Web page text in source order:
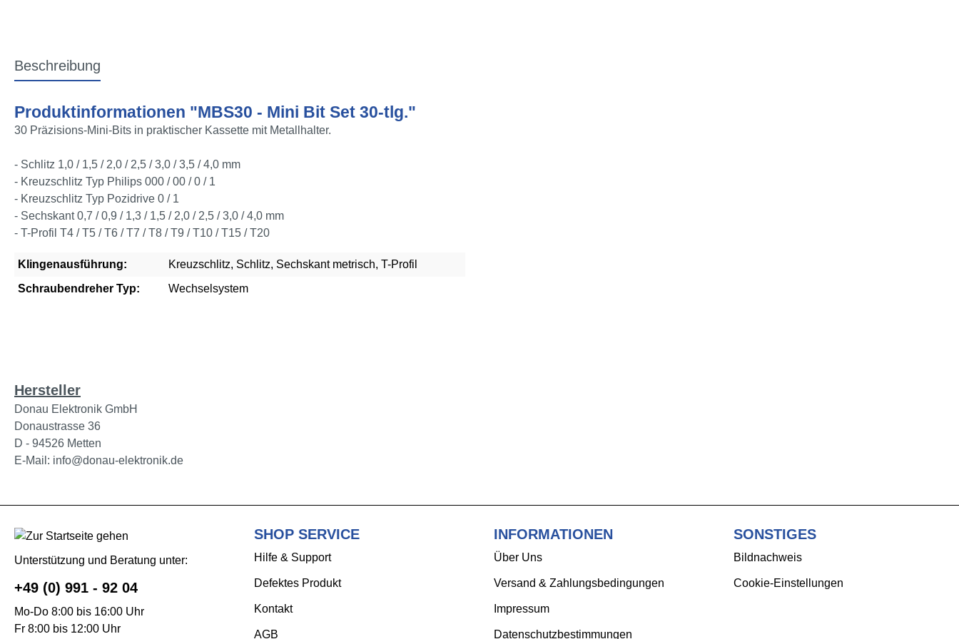
Beschreibung
Produktinformationen "MBS30 - Mini Bit Set 30-tlg."
30 Präzisions-Mini-Bits in praktischer Kassette mit Metallhalter.
- Schlitz 1,0 / 1,5 / 2,0 / 2,5 / 3,0 / 3,5 / 4,0 mm
- Kreuzschlitz Typ Philips 000 / 00 / 0 / 1
- Kreuzschlitz Typ Pozidrive 0 / 1
- Sechskant 0,7 / 0,9 / 1,3 / 1,5 / 2,0 / 2,5 / 3,0 / 4,0 mm
- T-Profil T4 / T5 / T6 / T7 / T8 / T9 / T10 / T15 / T20
Klingenausführung: Kreuzschlitz, Schlitz, Sechskant metrisch, T-Profil
Schraubendreher Typ:
Wechselsystem
Hersteller
Donau Elektronik GmbH
Donaustrasse 36
D - 94526 Metten
E-Mail: info@donau-elektronik.de
Unterstützung und Beratung unter:
+49 (0) 991 - 92 04
Mo-Do 8:00 bis 16:00 Uhr
Fr 8:00 bis 12:00 Uhr
SHOP SERVICE
Hilfe & Support
Defektes Produkt
Kontakt
AGB
INFORMATIONEN
Über Uns
Versand & Zahlungsbedingungen
Impressum
Datenschutzbestimmungen
SONSTIGES
Bildnachweis
Cookie-Einstellungen